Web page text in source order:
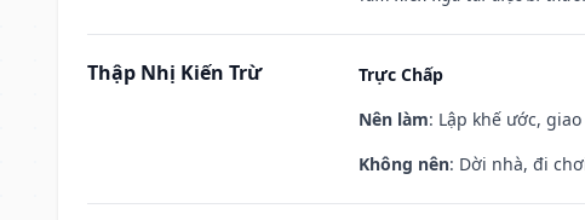
Thập Nhị Kiến Trừ
Trực Chấp
Nên làm: Lập khế ước,
Không nên: Dời nhà, đi